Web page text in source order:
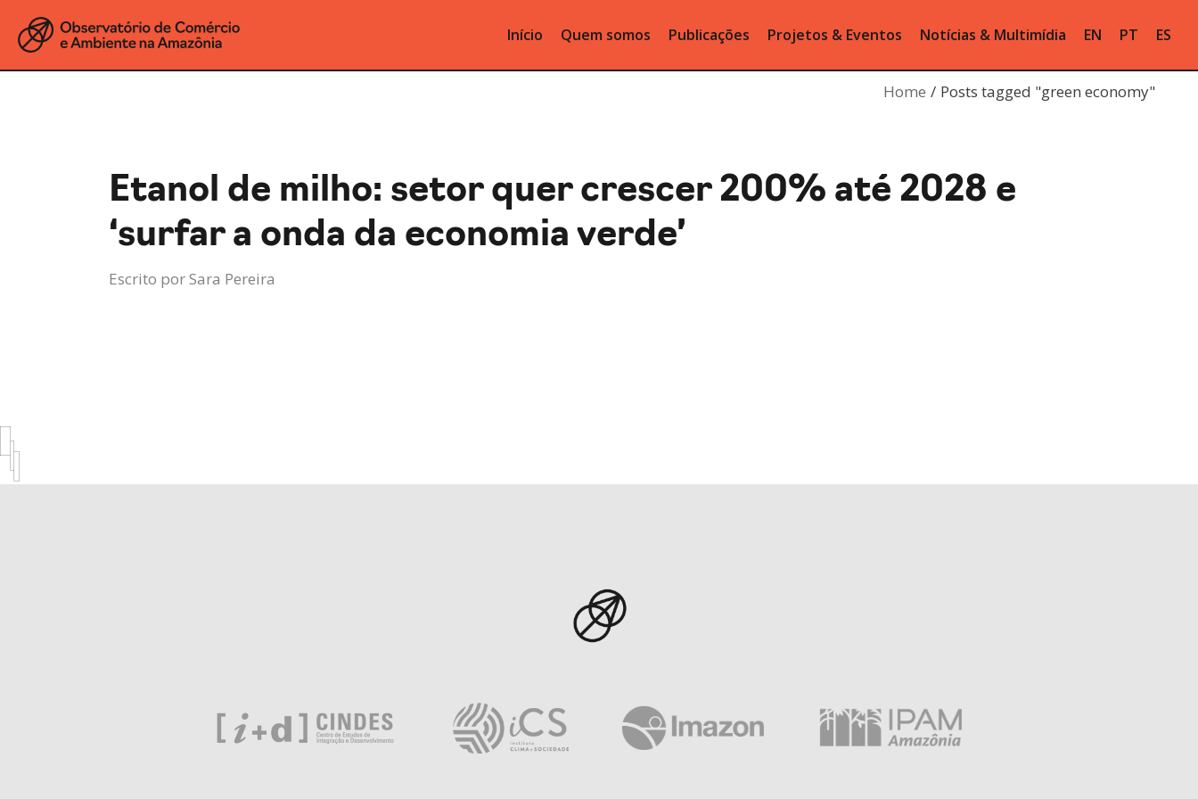
Início Quem somos Publicações Projetos & Eventos Notícias & Multimídia EN PT ES
Home Posts tagged "green economy"
Etanol de milho: setor quer crescer 200% até 2028 e
‘surfar a onda da economia verde’
Escrito porSara Pereira